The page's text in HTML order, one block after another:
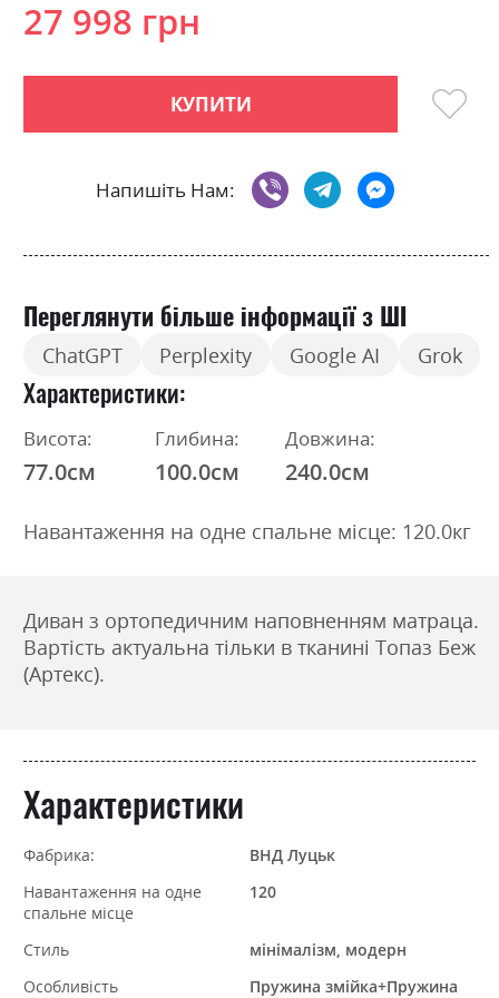
27 998 грн
КУПИТИ
Напишіть Нам:
Переглянути більше інформації з ШІ
ChatGPT Perplexity Google AI Grok
Характеристики
Висота:
77.0см
Глибина:
100.0см
Довжина:
240.0см
Навантаження на одне спальне місце: 120.0кг
Диван з ортопедичним наповненням матраца.
Вартість актуальна тільки в тканині Топаз Беж
(Артекс).
Характеристики
Фабрика:
ВНД Луцьк
Навантаження на одне
спальне місце
120
Стиль
мінімалізм, модерн
Особливість
Пружина змійка+Пружина